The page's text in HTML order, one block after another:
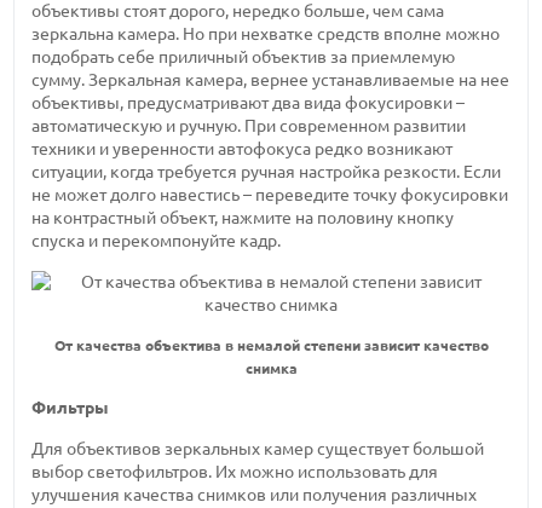
объективы стоят дорого, нередко больше, чем сама
зеркальна камера. Но при нехватке средств вполне можно
подобрать себе приличный объектив за приемлемую
сумму. Зеркальная камера, вернее устанавливаемые на нее
объективы, предусматривают два вида фокусировки –
автоматическую и ручную. При современном развитии
техники и уверенности автофокуса редко возникают
ситуации, когда требуется ручная настройка резкости. Если
не может долго навестись – переведите точку фокусировки
на контрастный объект, нажмите на половину кнопку
спуска и перекомпонуйте кадр.
От качества объектива в немалой степени зависит качество
снимка
Фильтры
Для объективов зеркальных камер существует большой
выбор светофильтров. Их можно использовать для
улучшения качества снимков или получения различных